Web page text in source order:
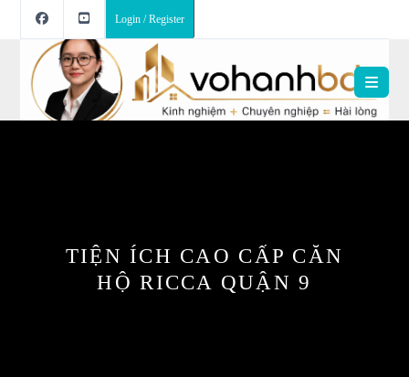
Login / Register
TIỆN ÍCH CAO CẤP CĂN
HỘ RICCA QUẬN 9